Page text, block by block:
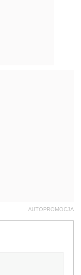
AUTOPROMOCJA